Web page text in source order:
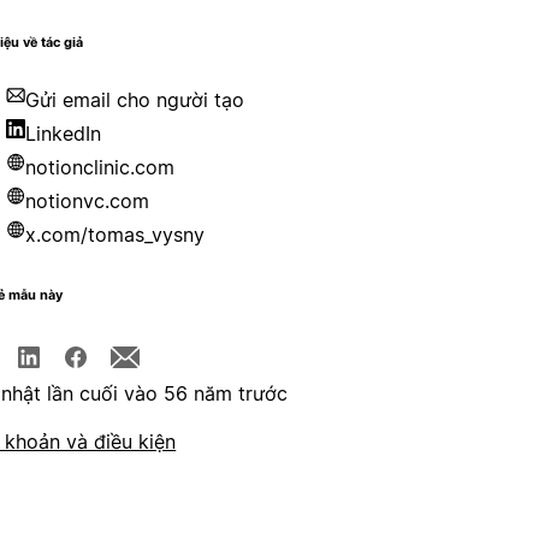
về tác giả
Gửi email cho người tạo
LinkedIn
notionclinic.com
notionvc.com
x.com/tomas_vysny
mẫu này
lần cuối vào 56 năm trước
và điều kiện